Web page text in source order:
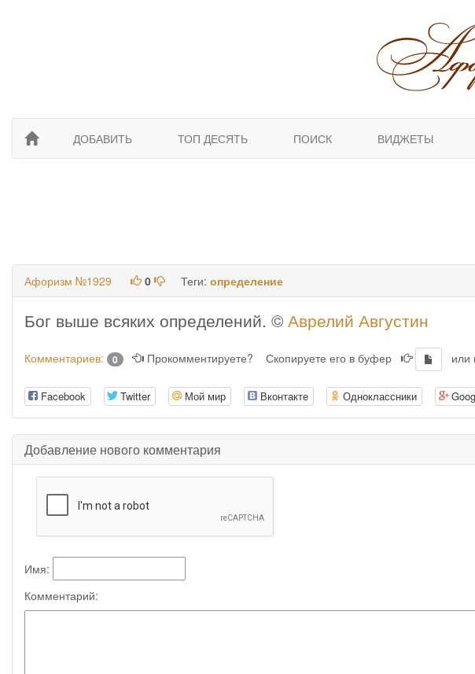
ДОБАВИТЬ ТОП ДЕСЯТЬ ПОИСК ВИДЖЕТЫ
Афоризм №1929 0 Теги: определение
Бог выше всяких определений. © Аврелий Августин
Комментариев: 0 Прокомментируете? Скопируете его в буфер или
Facebook Twitter Мой мир Вконтакте Одноклассники
Добавление нового комментария
Имя:
Комментарий: